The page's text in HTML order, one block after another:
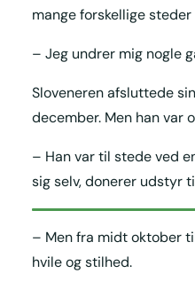
mange forskellige
– Jeg undrer mig nogle
Sloveneren afsluttede
december. Men han var
– Han var til stede ved
sig selv, donerer udstyr
– Men fra midt oktober
hvile og stilhed.